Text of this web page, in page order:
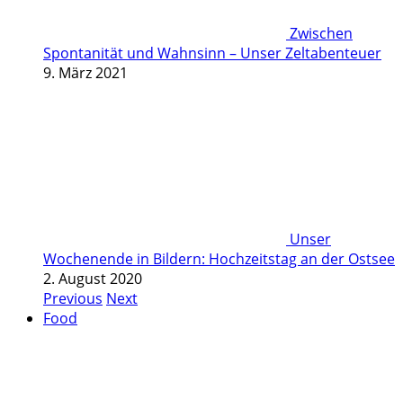
Zwischen
Spontanität und Wahnsinn – Unser Zeltabenteuer
9. März 2021
Unser
Wochenende in Bildern: Hochzeitstag an der Ostsee
2. August 2020
Previous Next
Food